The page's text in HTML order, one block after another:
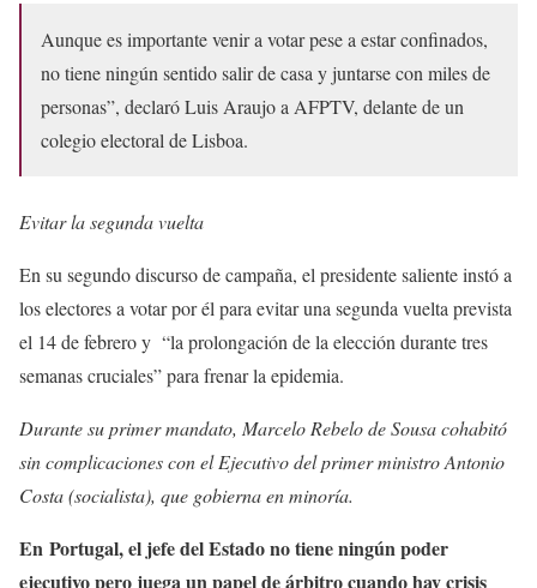
Aunque es importante venir a votar pese a estar confinados,
no tiene ningún sentido salir de casa y juntarse con miles de
personas”, declaró Luis Araujo a AFPTV, delante de un
colegio electoral de Lisboa.
Evitar la segunda vuelta
En su segundo discurso de campaña, el presidente saliente instó a
los electores a votar por él para evitar una segunda vuelta prevista
el 14 de febrero y “la prolongación de la elección durante tres
semanas cruciales” para frenar la epidemia.
Durante su primer mandato, Marcelo Rebelo de Sousa cohabitó
sin complicaciones con el Ejecutivo del primer ministro Antonio
Costa (socialista), que gobierna en minoría.
En Portugal, el jefe del Estado no tiene ningún poder
ejecutivo pero juega un papel de árbitro cuando hay crisis